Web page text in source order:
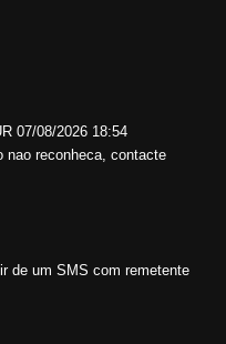
07/08/2026 18:54
nao reconheca, contacte
de um SMS com remetente